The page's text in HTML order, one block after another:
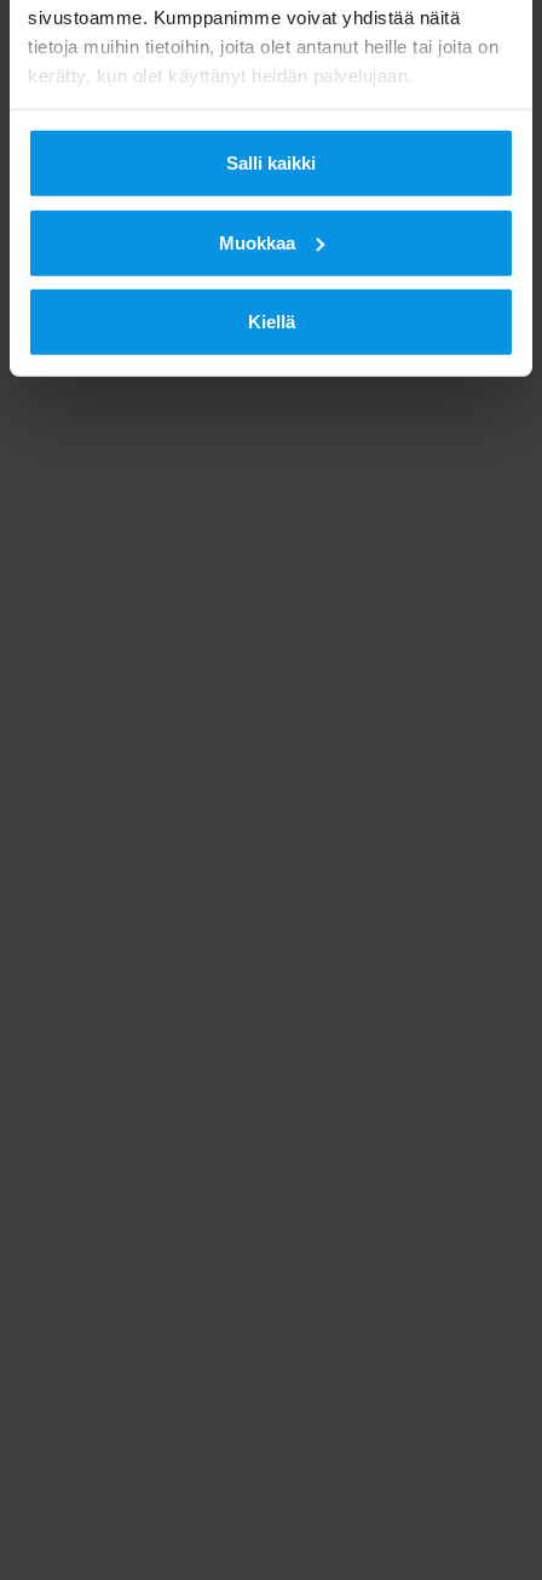
sivustoamme. Kumppanimme voivat yhdistää näitä
tietoja muihin tietoihin, joita olet antanut heille tai joita on
kerätty, kun olet käyttänyt heidän palvelujaan.
Salli kaikki
Muokkaa
Kiellä